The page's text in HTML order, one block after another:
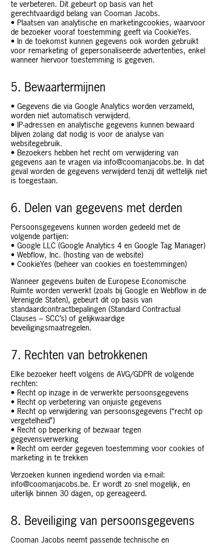
te verbeteren. Dit gebeurt op basis van het
gerechtvaardigd belang van Cooman Jacobs.
• Plaatsen van analytische en marketingcookies, waarvoor
de bezoeker vooraf toestemming geeft via CookieYes.
• In de toekomst kunnen gegevens ook worden gebruikt
voor remarketing of gepersonaliseerde advertenties, enkel
wanneer hiervoor toestemming is gegeven.
5. Bewaartermijnen
• Gegevens die via Google Analytics worden verzameld,
worden niet automatisch verwijderd.
• IP-adressen en analytische gegevens kunnen bewaard
blijven zolang dat nodig is voor de analyse van
websitegebruik.
• Bezoekers hebben het recht om verwijdering van
gegevens aan te vragen via info@coomanjacobs.be. In dat
geval worden de gegevens verwijderd tenzij dit wettelijk niet
is toegestaan.
6. Delen van gegevens met derden
Persoonsgegevens kunnen worden gedeeld met de
volgende partijen:
• Google LLC (Google Analytics 4 en Google Tag Manager)
• Webflow, Inc. (hosting van de website)
• CookieYes (beheer van cookies en toestemmingen)
Wanneer gegevens buiten de Europese Economische
Ruimte worden verwerkt (zoals bij Google en Webflow in de
Verenigde Staten), gebeurt dit op basis van
standaardcontractbepalingen (Standard Contractual
Clauses – SCC’s) of gelijkwaardige
beveiligingsmaatregelen.
7. Rechten van betrokkenen
Elke bezoeker heeft volgens de AVG/GDPR de volgende
rechten:
• Recht op inzage in de verwerkte persoonsgegevens
• Recht op verbetering van onjuiste gegevens
• Recht op verwijdering van persoonsgegevens (“recht op
vergetelheid”)
• Recht op beperking of bezwaar tegen
gegevensverwerking
• Recht om eerder gegeven toestemming voor cookies of
marketing in te trekken
Verzoeken kunnen ingediend worden via e-mail:
info@coomanjacobs.be. Er wordt zo snel mogelijk, en
uiterlijk binnen 30 dagen, op gereageerd.
8. Beveiliging van persoonsgegevens
Cooman Jacobs neemt passende technische en